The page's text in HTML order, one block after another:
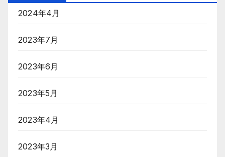
2024年4月
2023年7月
2023年6月
2023年5月
2023年4月
2023年3月